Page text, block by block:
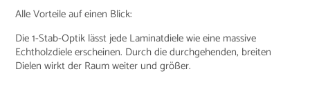
Alle Vorteile auf einen Blick:
Die 1-Stab-Optik lässt jede Laminatdiele wie eine massive
Echtholzdiele erscheinen. Durch die durchgehenden, breiten
Dielen wirkt der Raum weiter und größer.